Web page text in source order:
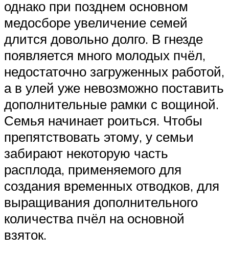
однако при позднем основном
медосборе увеличение семей
длится довольно долго. В гнезде
появляется много молодых пчёл,
недостаточно загруженных работой,
а в улей уже невозможно поставить
дополнительные рамки с вощиной.
Семья начинает роиться. Чтобы
препятствовать этому, у семьи
забирают некоторую часть
расплода, применяемого для
создания временных отводков, для
выращивания дополнительного
количества пчёл на основной
взяток.